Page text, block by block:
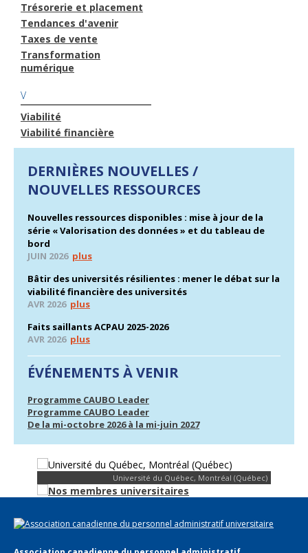
Trésorerie et placement
Tendances d'avenir
Taxes de vente
Transformation
numérique
V
Viabilité
Viabilité financière
DERNIÈRES NOUVELLES /
NOUVELLES RESSOURCES
Nouvelles ressources disponibles : mise à jour de la
série « Valorisation des données » et du tableau de
bord
JUIN 2026 plus
Bâtir des universités résilientes : mener le débat sur la
viabilité financière des universités
AVR 2026 plus
Faits saillants ACPAU 2025-2026
AVR 2026 plus
ÉVÉNEMENTS À VENIR
Programme CAUBO Leader
Programme CAUBO Leader
De la mi-octobre 2026 à la mi-juin 2027
Université du Québec, Montréal (Québec)